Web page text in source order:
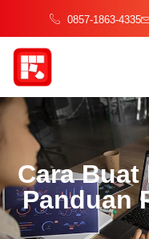
0857-1863-4335
Cara
Panduan